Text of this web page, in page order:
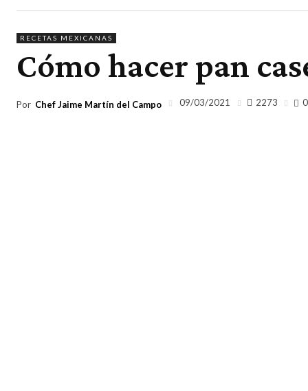
RECETAS MEXICANAS
Cómo hacer pan
Por Chef Jaime Martín del Campo 09/03/2021 2273 0